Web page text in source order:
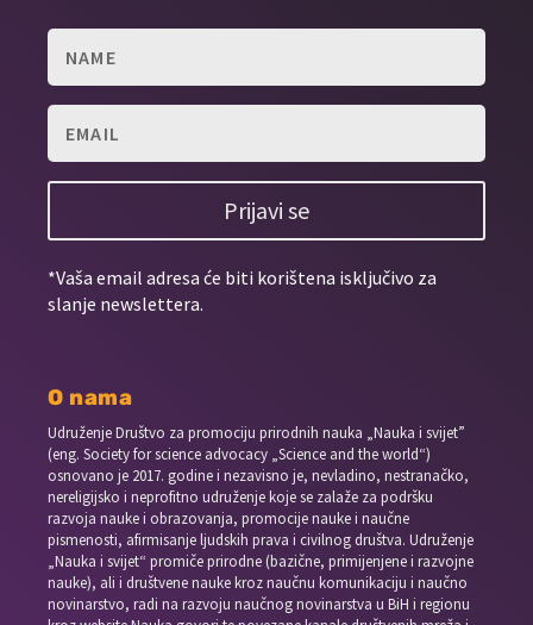
Prijavi se
*Vaša email adresa će biti korištena isključivo za
slanje newslettera.
O nama
Udruženje Društvo za promociju prirodnih nauka „Nauka i svijet”
(eng. Society for science advocacy „Science and the world“)
osnovano je 2017. godine i nezavisno je, nevladino, nestranačko,
nereligijsko i neprofitno udruženje koje se zalaže za podršku
razvoja nauke i obrazovanja, promocije nauke i naučne
pismenosti, afirmisanje ljudskih prava i civilnog društva. Udruženje
„Nauka i svijet“ promiče prirodne (bazične, primijenjene i razvojne
nauke), ali i društvene nauke kroz naučnu komunikaciju i naučno
novinarstvo, radi na razvoju naučnog novinarstva u BiH i regionu